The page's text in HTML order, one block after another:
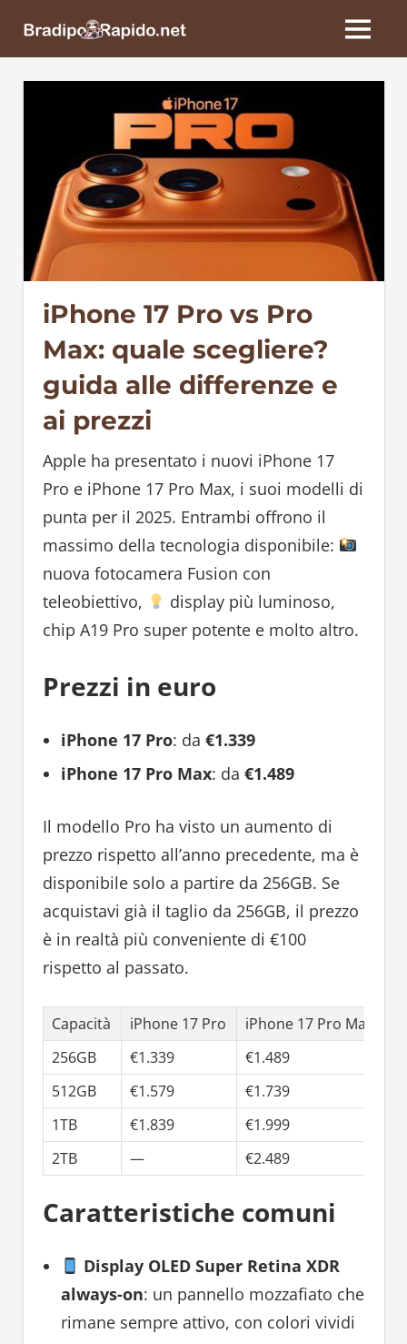
BradipoRapido.net
MENU
iPhone 17 Pro vs Pro
Max: quale scegliere?
guida alle differenze e
ai prezzi
Apple ha presentato i nuovi iPhone 17
Pro e iPhone 17 Pro Max, i suoi modelli di
punta per il 2025. Entrambi offrono il
massimo della tecnologia disponibile:
nuova fotocamera Fusion con
teleobiettivo,
display più luminoso,
chip A19 Pro super potente e molto altro.
Prezzi in euro
iPhone 17 Pro: da €1.339
iPhone 17 Pro Max: da €1.489
Il modello Pro ha visto un aumento di
prezzo rispetto all’anno precedente, ma è
disponibile solo a partire da 256GB. Se
acquistavi già il taglio da 256GB, il prezzo
è in realtà più conveniente di €100
rispetto al passato.
Capacità iPhone 17 Pro
iPhone 17 Pro Max
256GB
€1.339
€1.489
512GB
€1.579
€1.739
1TB
€1.839
€1.999
2TB
— €2.489
Caratteristiche comuni
Display OLED Super Retina XDR
always-on: un pannello mozzafiato che
rimane sempre attivo, con colori vividi